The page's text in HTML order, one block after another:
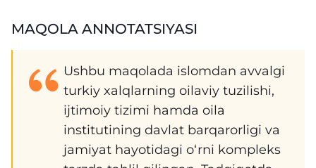
MAQOLA ANNOTATSIYASI
Ushbu maqolada islomdan avvalgi
turkiy xalqlarning oilaviy tuzilishi,
ijtimoiy tizimi hamda oila
institutining davlat barqarorligi va
jamiyat hayotidagi o‘rni kompleks